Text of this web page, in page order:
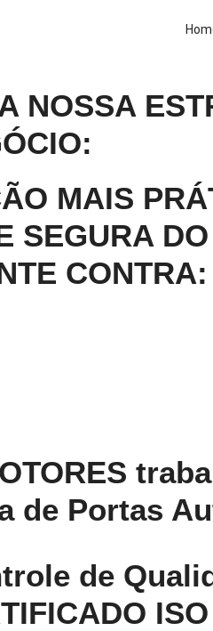
NOSSA
MAIS
SEGURA
CONTRA:
de Portas
de